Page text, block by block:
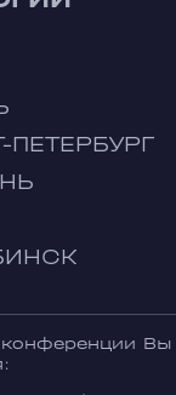
ПЕТЕРБУРГ
Вы